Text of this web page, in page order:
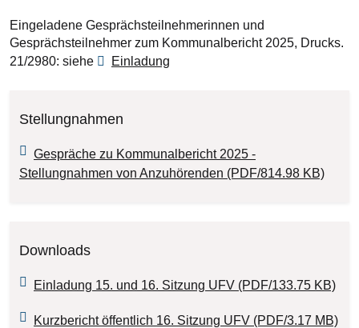
Eingeladene Gesprächsteilnehmerinnen und
Gesprächsteilnehmer zum Kommunalbericht 2025, Drucks.
21/2980: siehe
Einladung
Stellungnahmen
Gespräche zu Kommunalbericht 2025 -
Stellungnahmen von Anzuhörenden (PDF/814.98 KB)
Downloads
Einladung 15. und 16. Sitzung UFV (PDF/133.75 KB)
Kurzbericht öffentlich 16. Sitzung UFV (PDF/3.17 MB)